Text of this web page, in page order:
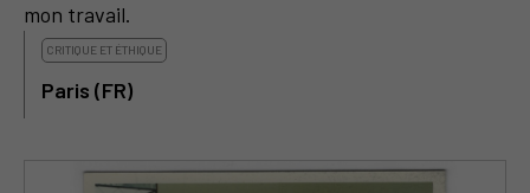
mon travail.
CRITIQUE ET ÉTHIQUE
Paris (FR)